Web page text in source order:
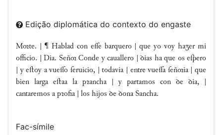
Edição diplomática do contexto do engaste
Mte. | ¶ Hablad con ee barquero | que yo voy haer mi
officio. | Dia. Señ Conde y cauallero | ꝺias ha que os eſpero
| y eﬅoy a vueo ſeruicio, | todavia | entre vuea ſeñia | que
bien larga eﬅaa la pꝛancha | y partamos con ꝺe ꝺia, |
cantaremos a pꝛofia | los hijos ꝺe ꝺona Sancha.
Fac-símile